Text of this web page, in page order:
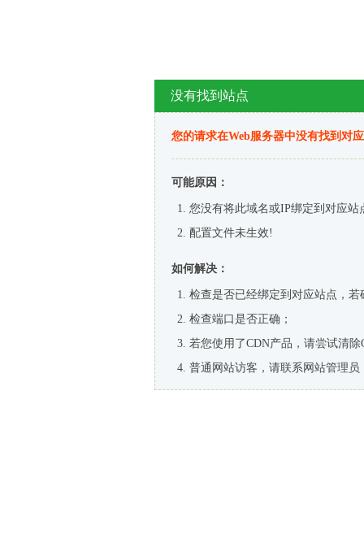
没有找到站点
您的请求在Web服务器中没有找到对
可能原因：
您没有将此域名或IP绑定到对应站
配置文件未生效!
如何解决：
检查是否已经绑定到对应站点，
检查端口是否正确；
若您使用了CDN产品，请尝试清除
普通网站访客，请联系网站管理员